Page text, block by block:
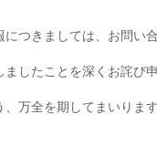
つきましては、お問い
したことを深くお詫び
万全を期してまいりま